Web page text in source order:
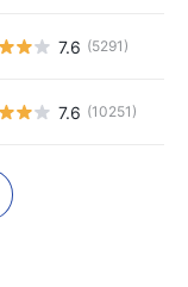
7.6 (5291)
7.6 (10251)